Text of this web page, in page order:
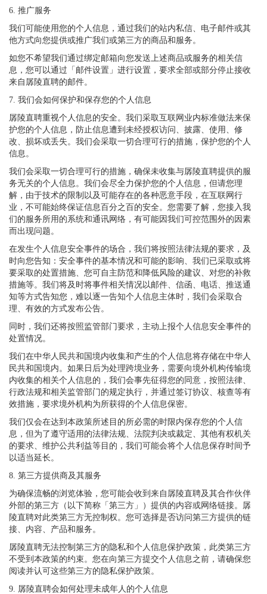
6. 推广服务
我们可能使用您的个人信息，通过我们的站内私信、电子邮件或其
他方式向您提供或推广我们或第三方的商品和服务。
如您不希望我们通过绑定邮箱向您发送上述商品或服务的相关信
息，您可以通过「邮件设置」进行设置，要求全部或部分停止接收
来自孱陵直聘的邮件。
7. 我们会如何保护和保存您的个人信息
孱陵直聘重视个人信息的安全。我们采取互联网业内标准做法来保
护您的个人信息，防止信息遭到未经授权访问、披露、使用、修
改、损坏或丢失。我们会采取一切合理可行的措施，保护您的个人
信息。
我们会采取一切合理可行的措施，确保未收集与孱陵直聘提供的服
务无关的个人信息。我们会尽全力保护您的个人信息，但请您理
解，由于技术的限制以及可能存在的各种恶意手段，在互联网行
业，不可能始终保证信息百分之百的安全。您需要了解，您接入我
们的服务所用的系统和通讯网络，有可能因我们可控范围外的因素
而出现问题。
在发生个人信息安全事件的场合，我们将按照法律法规的要求，及
时向您告知：安全事件的基本情况和可能的影响、我们已采取或将
要采取的处置措施、您可自主防范和降低风险的建议、对您的补救
措施等。我们将及时将事件相关情况以邮件、信函、电话、推送通
知等方式告知您，难以逐一告知个人信息主体时，我们会采取合
理、有效的方式发布公告。
同时，我们还将按照监管部门要求，主动上报个人信息安全事件的
处置情况。
我们在中华人民共和国境内收集和产生的个人信息将存储在中华人
民共和国境内。如果日后为处理跨境业务，需要向境外机构传输境
内收集的相关个人信息的，我们会事先征得您的同意，按照法律、
行政法规和相关监管部门的规定执行，并通过签订协议、核查等有
效措施，要求境外机构为所获得的个人信息保密。
我们仅会在达到本政策所述目的所必需的时限内保存您的个人信
息，但为了遵守适用的法律法规、法院判决或裁定、其他有权机关
的要求、维护公共利益等目的，我们可能会将个人信息保存时间予
以适当延长。
8. 第三方提供商及其服务
为确保流畅的浏览体验，您可能会收到来自孱陵直聘及其合作伙伴
外部的第三方（以下简称「第三方」）提供的内容或网络链接。孱
陵直聘对此类第三方无控制权。您可选择是否访问第三方提供的链
接、内容、产品和服务。
孱陵直聘无法控制第三方的隐私和个人信息保护政策，此类第三方
不受到本政策的约束。您在向第三方提交个人信息之前，请确保您
阅读并认可这些第三方的隐私保护政策。
9. 孱陵直聘会如何处理未成年人的个人信息